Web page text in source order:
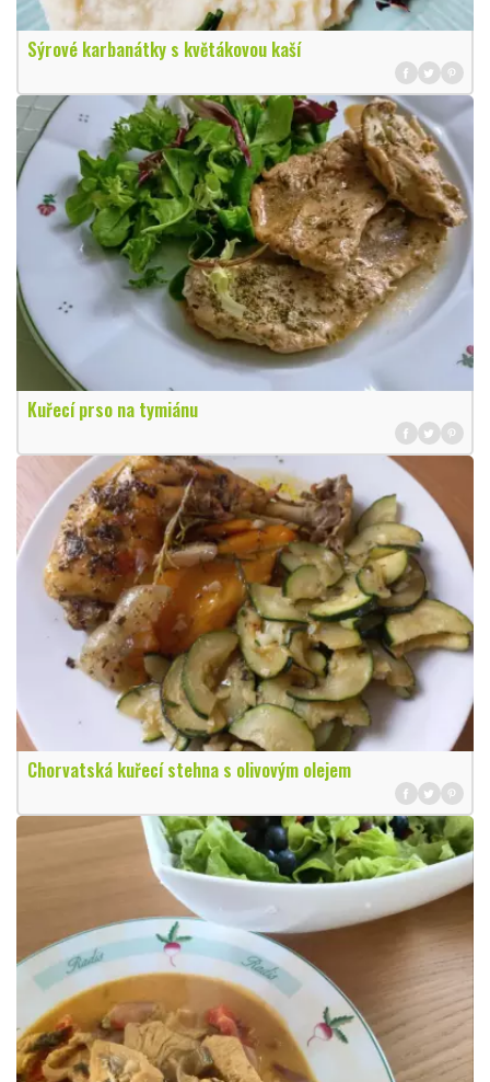
Sýrové karbanátky s květákovou kaší
Kuřecí prso na tymiánu
Chorvatská kuřecí stehna s olivovým olejem